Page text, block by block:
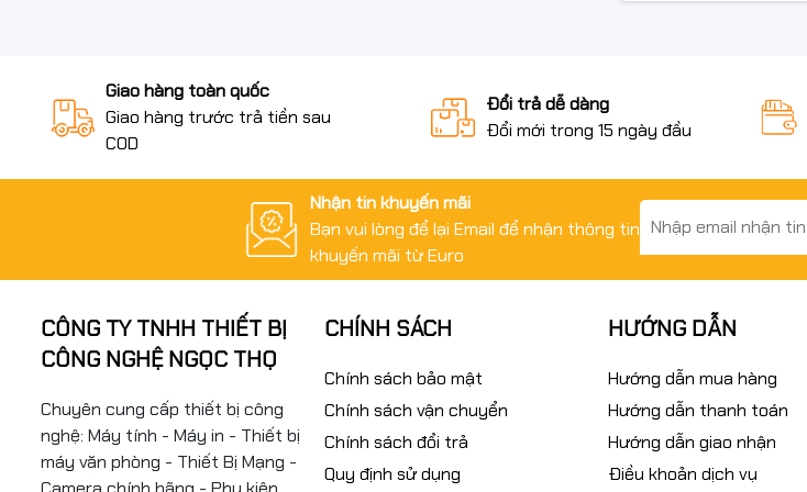
Giao hàng toàn quốc
Giao hàng trước trả tiền sau
COD
Đổi trả dễ dàng
Đổi mới trong 15 ngày đầu
Nhận tin khuyến mãi
Bạn vui lòng để lại Email để nhận thông tin
khuyến mãi từ Euro
CÔNG TY TNHH THIẾT BỊ
CÔNG NGHỆ NGỌC THỌ
Chuyên cung cấp thiết bị công
nghệ: Máy tính - Máy in - Thiết bị
máy văn phòng - Thiết Bị Mạng -
CHÍNH SÁCH
Chính sách bảo mật
Chính sách vận chuyển
Chính sách đổi trả
Quy định sử dụng
HƯỚNG DẪN
Hướng dẫn mua hàng
Hướng dẫn thanh toán
Hướng dẫn giao nhận
Điều khoản dịch vụ